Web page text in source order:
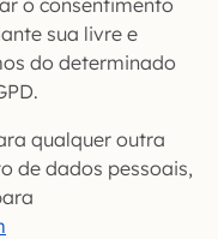
o consentimento
sua livre e
do determinado
qualquer outra
de dados pessoais,